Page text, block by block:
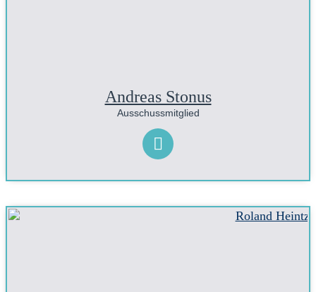
Andreas Stonus
Ausschussmitglied